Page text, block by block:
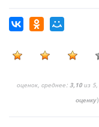
оценок, среднее: 3,10из 5,
оценку)